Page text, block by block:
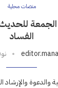
منصات محلية
للحديث
الفساد
والدعوة